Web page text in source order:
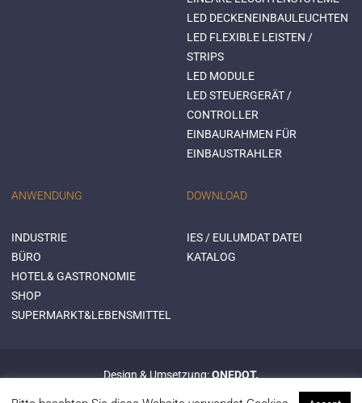
LED DECKENEINBAULEUCHTEN
LED FLEXIBLE LEISTEN /
STRIPS
LED MODULE
LED STEUERGERÄT /
CONTROLLER
EINBAURAHMEN FÜR
EINBAUSTRAHLER
ANWENDUNG
INDUSTRIE
BÜRO
HOTEL& GASTRONOMIE
SHOP
SUPERMARKT&LEBENSMITTEL
DOWNLOAD
IES / EULUMDAT DATEI
KATALOG
Design & Umsetzung:ONEDOT.